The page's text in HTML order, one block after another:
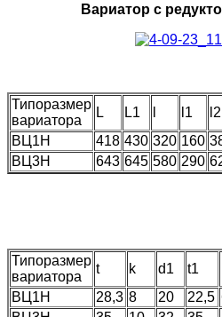
Вариатор с
Типоразмер
вариатора
L L1 l1 l2
ВЦ1Н
418 430 320 160
ВЦ3Н
643 645 580 290
Типоразмер
вариатора
t k d1 t1
ВЦ1Н
28,3 8 20 22,5